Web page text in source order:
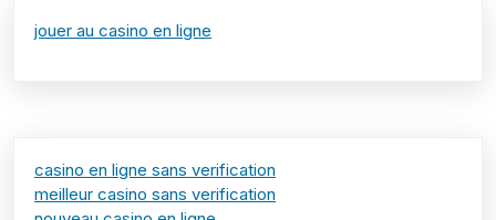
jouer au casino en ligne
casino en ligne sans verification
meilleur casino sans verification